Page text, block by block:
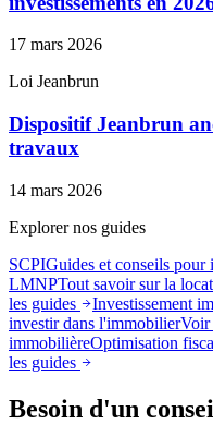
17 mars 2026
Loi Jeanbrun
Dispositif Jeanbrun
travaux
14 mars 2026
Explorer nos guides
SCPIGuides et conseils pour
LMNPTout savoir sur la
les guides
Investissement
investir dans l'immobilierVoir
immobilièreOptimisation
les guides
Besoin d'un